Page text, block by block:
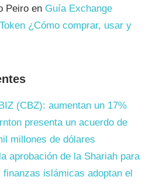
Peiro en Guía Exchange
¿Cómo comprar, usar y
(CBZ): aumentan un 17%
presenta un acuerdo de
millones de dólares
aprobación de la Shariah para
islámicas adoptan el